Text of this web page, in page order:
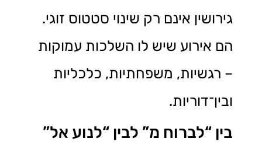
גירושין אינם רק שינוי סטטוס זוגי.
הם אירוע שיש לו השלכות עמוקות
– רגשיות, משפחתיות, כלכליות
ובין־דוריות.
בין “לברוח מ” לבין “לנוע אל”